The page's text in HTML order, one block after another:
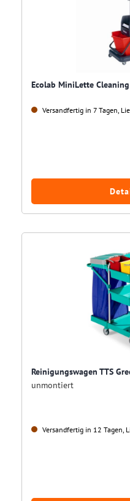
Ecolab MiniLette Cleaning
Versandfertig in 7 Tagen,
Reinigungswagen TTS
unmontiert
Versandfertig in 12 Tagen,